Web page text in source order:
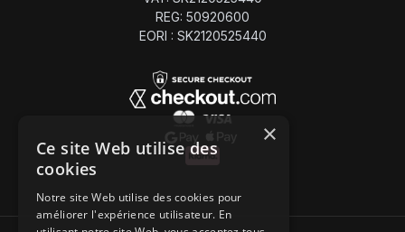
REG: 50920600
EORI : SK2120525440
×
Ce site Web utilise des
cookies
Notre site Web utilise des cookies pour
améliorer l'expérience utilisateur. En